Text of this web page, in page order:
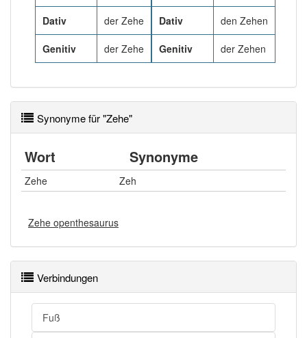
Dativ der Zehe
Genitiv der Zehe
Dativ den Zehen
Genitiv der Zehen
Synonyme für "Zehe"
Wort Synonyme
Zehe Zeh
Zehe openthesaurus
Verbindungen
Fuß